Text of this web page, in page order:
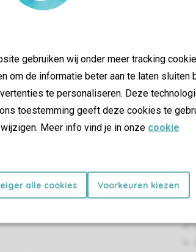
gebruiken wij onder meer tracking
om de informatie beter aan te laten sluiten
te personaliseren. Deze
toestemming geeft deze cookies te
Meer info vind je in onze cookie
alle cookies Voorkeuren kiezen